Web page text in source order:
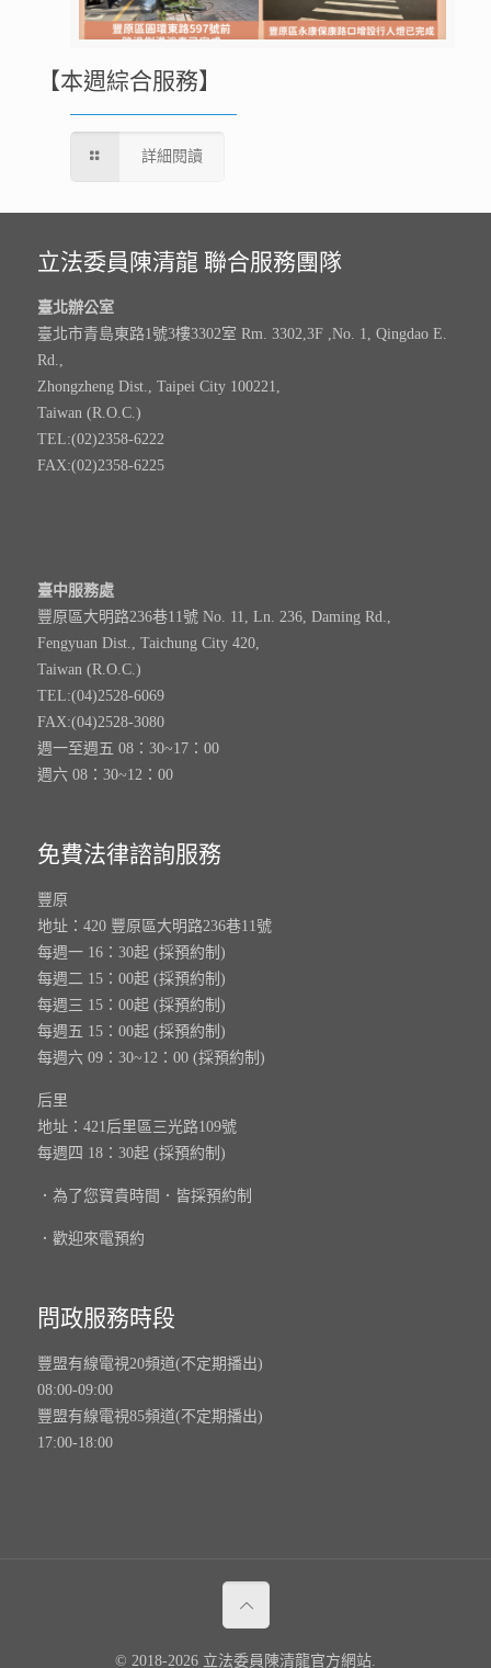
【本週綜合服務】
詳細閱讀
立法委員陳清龍 聯合服務團隊
臺北辦公室
臺北市青島東路1號3樓3302室 Rm. 3302,3F ,No. 1, Qingdao E.
Rd.,
Zhongzheng Dist., Taipei City 100221,
Taiwan (R.O.C.)
TEL:(02)2358-6222
FAX:(02)2358-6225
臺中服務處
豐原區大明路236巷11號 No. 11, Ln. 236, Daming Rd.,
Fengyuan Dist., Taichung City 420,
Taiwan (R.O.C.)
TEL:(04)2528-6069
FAX:(04)2528-3080
週一至週五 08：30~17：00
週六 08：30~12：00
免費法律諮詢服務
豐原
地址：420 豐原區大明路236巷11號
每週一 16：30起 (採預約制)
每週二 15：00起 (採預約制)
每週三 15：00起 (採預約制)
每週五 15：00起 (採預約制)
每週六 09：30~12：00 (採預約制)
后里
地址：421后里區三光路109號
每週四 18：30起 (採預約制)
．為了您寶貴時間．皆採預約制
．歡迎來電預約
問政服務時段
豐盟有線電視20頻道(不定期播出)
08:00-09:00
豐盟有線電視85頻道(不定期播出)
17:00-18:00
© 2018-2026 立法委員陳清龍官方網站.